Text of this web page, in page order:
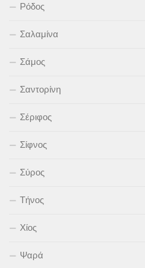
Ρόδος
Σαλαμίνα
Σάμος
Σαντορίνη
Σέριφος
Σίφνος
Σύρος
Τήνος
Χίος
Ψαρά